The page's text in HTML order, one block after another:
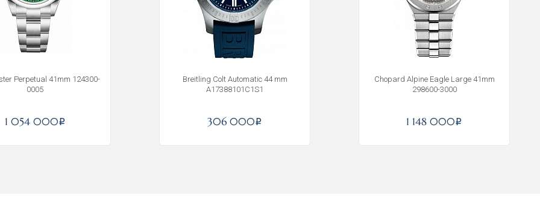
Perpetual 41mm 124300-
0005
1 054 000i
Breitling Colt Automatic 44 mm
A17388101C1S1
306 000i
Chopard Alpine Eagle Large 41mm
298600-3000
1 148 000i